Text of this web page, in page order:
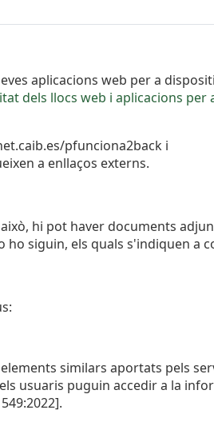
aplicacions web per a
dels llocs web i aplicacions per
pfunciona2back i
a enllaços externs.
hi pot haver documents
ho siguin, els quals s'indiquen a
similars aportats pels
usuaris puguin accedir a la